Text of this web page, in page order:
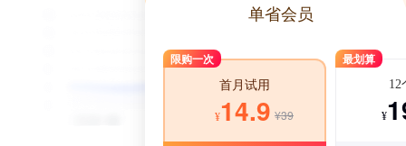
单省会员
限购一次
首月试用
¥14.9 ¥39
最划算
12
¥